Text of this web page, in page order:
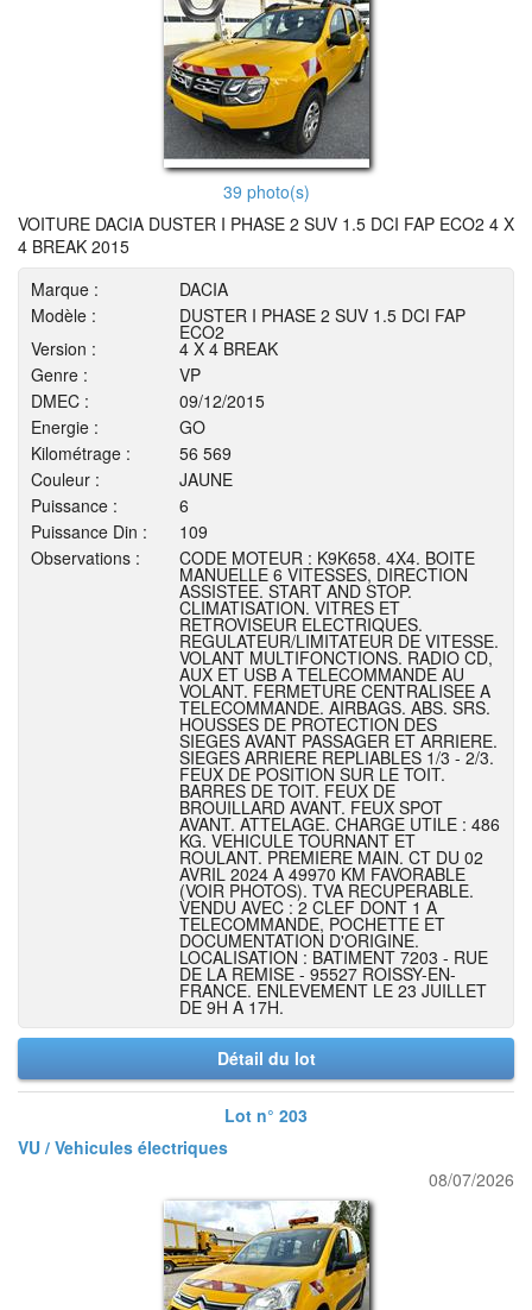
39 photo(s)
VOITURE DACIA DUSTER I PHASE 2 SUV 1.5 DCI FAP ECO2 4 X
4 BREAK 2015
Marque :
DACIA
Modèle :
DUSTER I PHASE 2 SUV 1.5 DCI FAP
ECO2
Version :
4 X 4 BREAK
Genre :
VP
DMEC :
09/12/2015
Energie :
GO
Kilométrage :
56 569
Couleur :
JAUNE
Puissance :
6
Puissance Din :
109
Observations :
CODE MOTEUR : K9K658. 4X4. BOITE
MANUELLE 6 VITESSES, DIRECTION
ASSISTEE. START AND STOP.
CLIMATISATION. VITRES ET
RETROVISEUR ELECTRIQUES.
REGULATEUR/LIMITATEUR DE VITESSE.
VOLANT MULTIFONCTIONS. RADIO CD,
AUX ET USB A TELECOMMANDE AU
VOLANT. FERMETURE CENTRALISEE A
TELECOMMANDE. AIRBAGS. ABS. SRS.
HOUSSES DE PROTECTION DES
SIEGES AVANT PASSAGER ET ARRIERE.
SIEGES ARRIERE REPLIABLES 1/3 - 2/3.
FEUX DE POSITION SUR LE TOIT.
BARRES DE TOIT. FEUX DE
BROUILLARD AVANT. FEUX SPOT
AVANT. ATTELAGE. CHARGE UTILE : 486
KG. VEHICULE TOURNANT ET
ROULANT. PREMIERE MAIN. CT DU 02
AVRIL 2024 A 49970 KM FAVORABLE
(VOIR PHOTOS). TVA RECUPERABLE.
VENDU AVEC : 2 CLEF DONT 1 A
TELECOMMANDE, POCHETTE ET
DOCUMENTATION D'ORIGINE.
LOCALISATION : BATIMENT 7203 - RUE
DE LA REMISE - 95527 ROISSY-EN-
FRANCE. ENLEVEMENT LE 23 JUILLET
DE 9H A 17H.
Détail du lot
Lot n° 203
VU / Vehicules électriques
08/07/2026